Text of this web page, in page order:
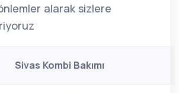
alarak sizlere
Sivas Kombi Bakımı